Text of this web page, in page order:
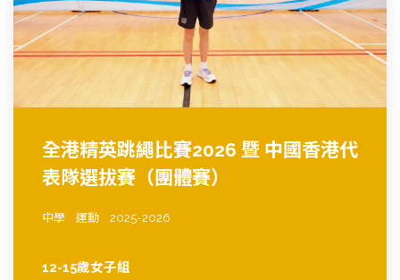
全港精英跳繩比賽2026 暨 中國香港代
表隊選拔賽（團體賽）
中學 運動 2025-2026
12-15歲女子組